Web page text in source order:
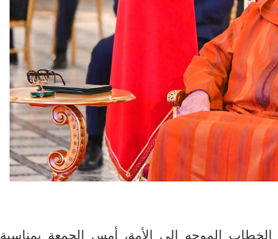
الموجه إلى الأمة، أمس الجمعة بمناسبة